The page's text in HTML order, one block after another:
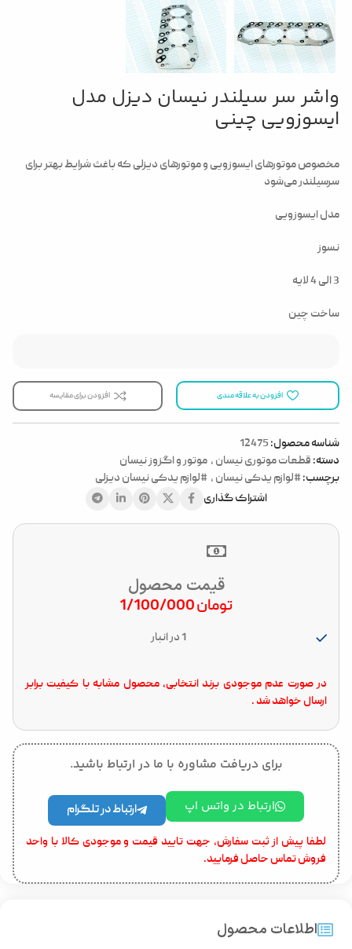
واشر سر سیلندر نیسان دیزل مدل
ایسوزویی چینی
مخصوص موتورهای ایسوزویی و موتورهای دیزلی که باغث شرایط بهتر برای
سرسیلندر می‌شود
مدل ایسوزویی
نسوز
3 الی 4 لایه
ساخت چین
افزودن به علاقه مندی افزودن برای مقایسه
شناسه محصول:12475
دسته: قطعات موتوری نیسان , موتور و اگزوز نیسان
برچسب:#لوازم یدکی نیسان , #لوازم یدکی نیسان دیزلی
اشتراک گذاری
قیمت محصول
تومان
1 در انبار
در صورت عدم موجودی برند انتخابی، محصول مشابه با کیفیت برابر
ارسال خواهد شد .
برای دریافت مشاوره با ما در ارتباط باشید.
ارتباط در واتس اپ ارتباط در تلگرام
لطفا پیش از ثبت سفارش، جهت تایید قیمت و موجودی کالا با واحد
فروش تماس حاصل فرمایید.
اطلاعات محصول